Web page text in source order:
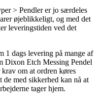
> Pendler er jo særdeles
øjeblikkeligt, og med det
leveringstiden ved det
1 dags levering på mange af
Dixon Etch Messing Pendel
om at ordren køres
med sikkerhed kan nå at
tager hjem.